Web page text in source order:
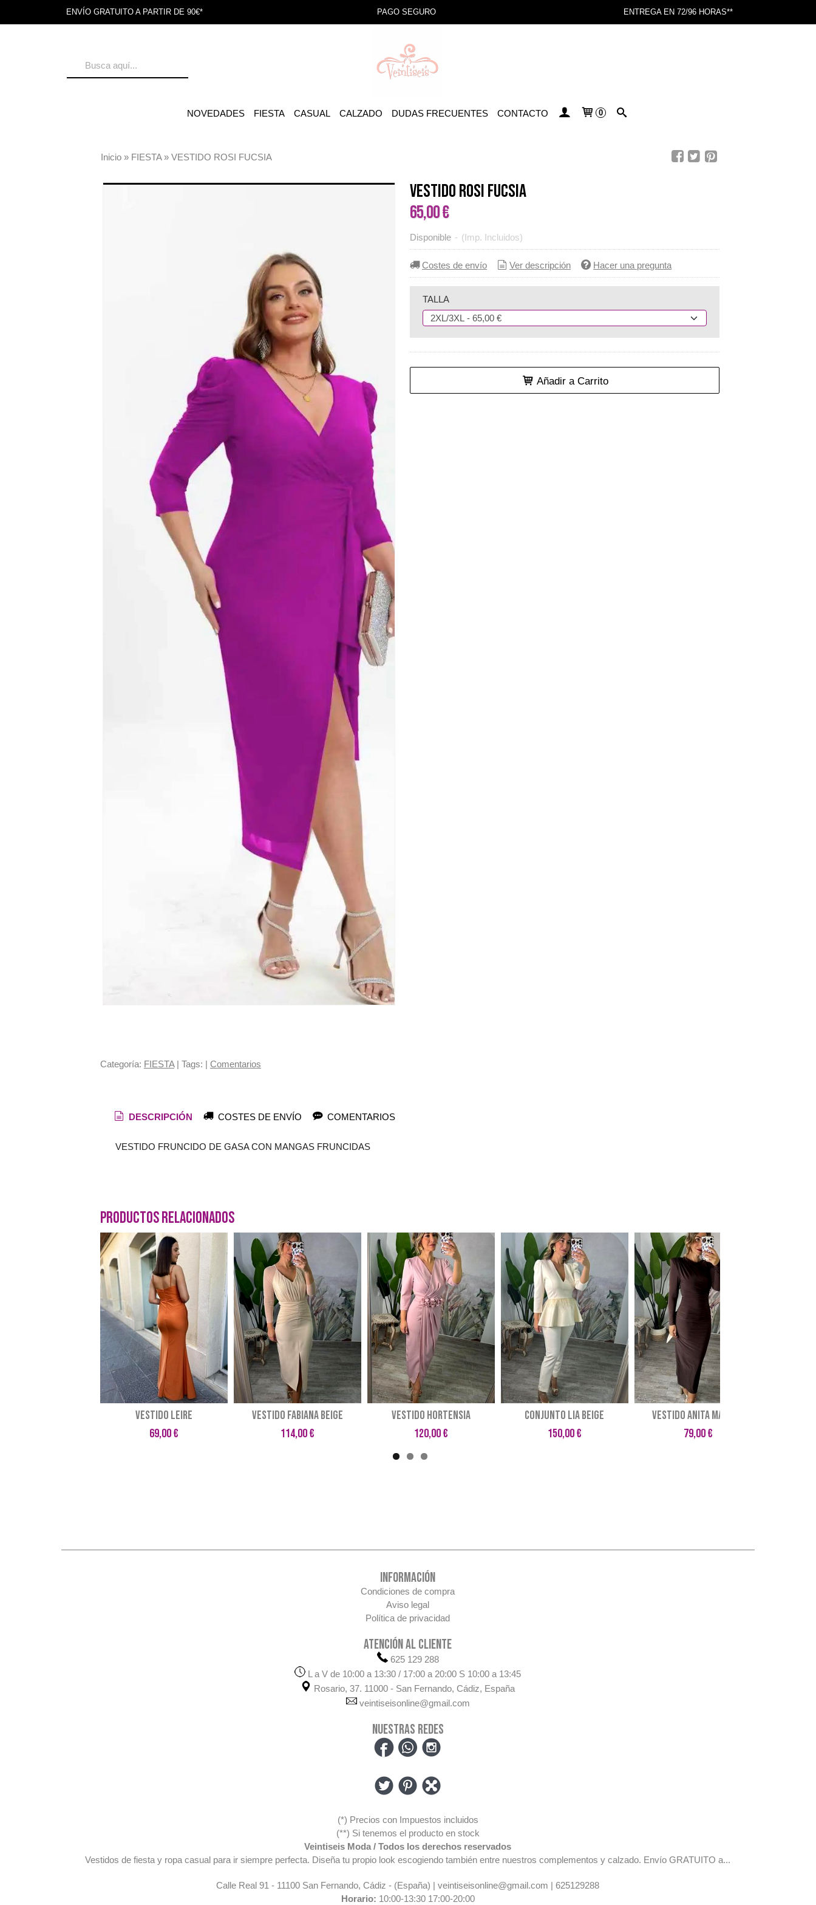
ENVÍO GRATUITO A PARTIR DE 90€* PAGO SEGURO ENTREGA EN 72/96 HORAS**
NOVEDADES FIESTA CASUAL CALZADO DUDAS FRECUENTES CONTACTO 0
Inicio» FIESTA» VESTIDO ROSI FUCSIA
VESTIDO ROSI FUCSIA
65,00 €
Disponible - (Imp. Incluidos)
Costes de envío Ver descripción Hacer una pregunta
TALLA
Añadir a Carrito
Categoría: FIESTA| Tags: | Comentarios
DESCRIPCIÓN COSTES DE ENVÍO COMENTARIOS
VESTIDO FRUNCIDO DE GASA CON MANGAS FRUNCIDAS
Productos Relacionados
VESTIDO LEIRE
69,00 €
VESTIDO FABIANA BEIGE
114,00 €
VESTIDO HORTENSIA
120,00 €
CONJUNTO LIA BEIGE
150,00 €
VESTIDO ANITA MARRON
79,00 €
INFORMACIÓN
Condiciones de compra
Aviso legal
Política de privacidad
ATENCIÓN AL CLIENTE
625 129 288
L a V de 10:00 a 13:30 / 17:00 a 20:00 S 10:00 a 13:45
Rosario, 37. 11000 - San Fernando, Cádiz, España
veintiseisonline@gmail.com
NUESTRAS REDES
(*) Precios con Impuestos incluidos
(**) Si tenemos el producto en stock
Veintiseis Moda / Todos los derechos reservados
Vestidos de fiesta y ropa casual para ir siempre perfecta. Diseña tu propio look escogiendo también entre nuestros complementos y calzado. Envío GRATUITO a...
Calle Real 91 - 11100 San Fernando, Cádiz - (España) | veintiseisonline@gmail.com |625129288
Horario: 10:00-13:30 17:00-20:00